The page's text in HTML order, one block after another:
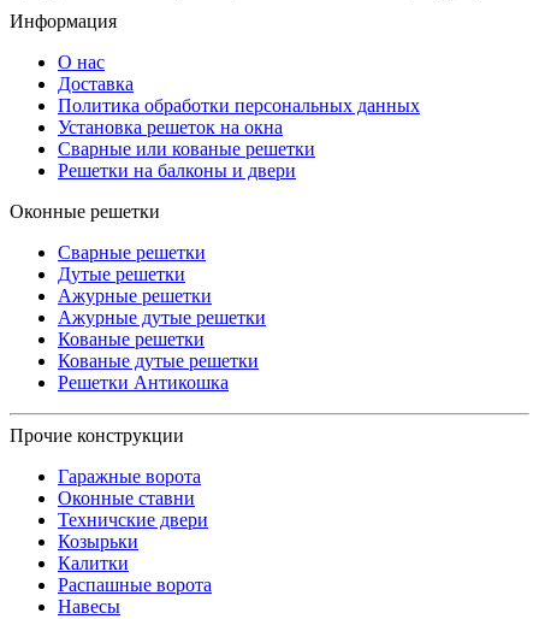
Информация
О нас
Доставка
Политика обработки персональных данных
Установка решеток на окна
Сварные или кованые решетки
Решетки на балконы и двери
Оконные решетки
Сварные решетки
Дутые решетки
Ажурные решетки
Ажурные дутые решетки
Кованые решетки
Кованые дутые решетки
Решетки Антикошка
Прочие конструкции
Гаражные ворота
Оконные ставни
Техничские двери
Козырьки
Калитки
Распашные ворота
Навесы